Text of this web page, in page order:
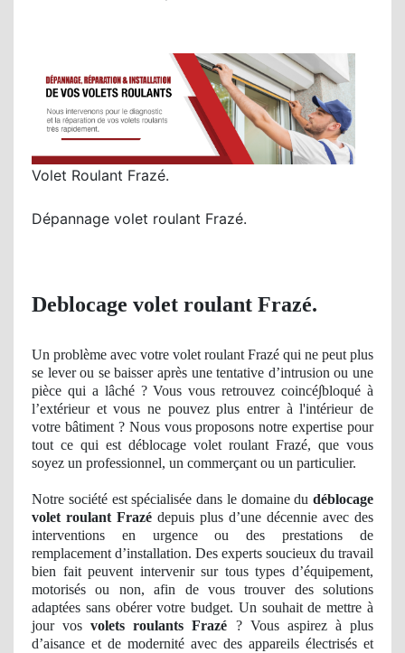
Volet Roulant Frazé.
Dépannage volet roulant Frazé.
Deblocage volet roulant Frazé.
Un problème avec votre volet roulant Frazé qui ne peut plus
se leverou sebaisser après une tentative d’intrusion ou une
pièce qui a lâché ? Vous vous retrouvezcoincé∫bloqué à
l’extérieur et vous ne pouvez plus entrer àl'intérieur de
votre bâtiment? Nous vous proposons notreexpertise pour
tout ce qui est déblocage volet roulant Frazé, que vous
soyez un professionnel, un commerçant ou un particulier.
Notre société est spécialisée dans le domaine du déblocage
volet roulant Frazé depuis plus d’une décennie avec des
interventions en urgence ou des prestations de
remplacement d’installation. Des experts soucieux du travail
bien fait peuvent intervenir sur tous types d’équipement,
motorisés ou non, afin de vous trouver des solutions
adaptées sans obérer votre budget. Un souhait de mettre à
jour vosvolets roulants Frazé ? Vous aspirez à plus
d’aisance et de modernité avec des appareils électrisés et